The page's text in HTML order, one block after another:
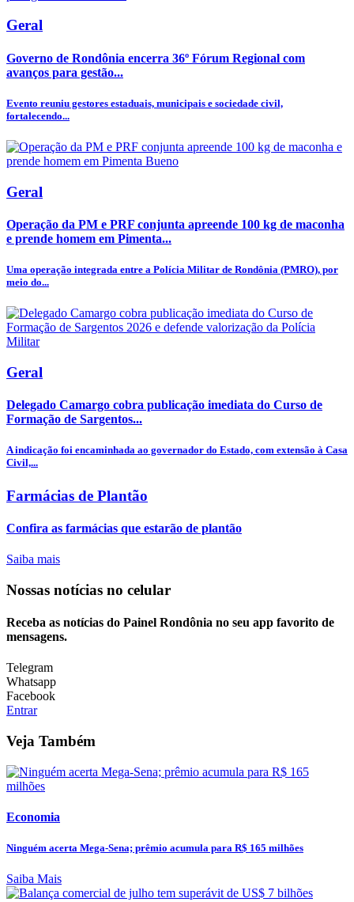
Geral
Governo de Rondônia encerra 36º Fórum Regional com
avanços para gestão...
Evento reuniu gestores estaduais, municipais e sociedade civil,
fortalecendo...
Geral
Operação da PM e PRF conjunta apreende 100 kg de maconha
e prende homem em Pimenta...
Uma operação integrada entre a Polícia Militar de Rondônia (PMRO), por
meio do...
Geral
Delegado Camargo cobra publicação imediata do Curso de
Formação de Sargentos...
A indicação foi encaminhada ao governador do Estado, com extensão à Casa
Civil,...
Farmácias de Plantão
Confira as farmácias que estarão de plantão
Saiba mais
Nossas notícias no celular
Receba as notícias do Painel Rondônia no seu app favorito de
mensagens.
Telegram
Whatsapp
Facebook
Entrar
Veja Também
Economia
Ninguém acerta Mega-Sena; prêmio acumula para R$ 165 milhões
Saiba Mais